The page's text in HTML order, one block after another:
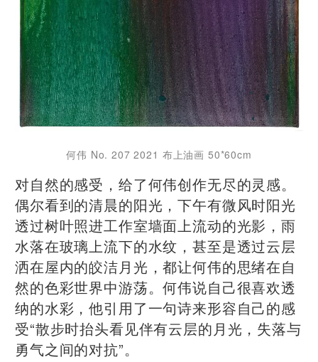
何伟 No. 207 2021 布上油画 50*60cm
对自然的感受，给了何伟创作无尽的灵感。
偶尔看到的清晨的阳光，下午有微⻛时阳光
透过树叶照进工作室墙面上流动的光影，雨
水落在玻璃上流下的水纹，甚至是透过云层
洒在屋内的皎洁月光，都让何伟的思绪在自
然的色彩世界中游荡。何伟说自己很喜欢透
纳的水彩，他引用了一句诗来形容自己的感
受“散步时抬头看⻅伴有云层的月光，失落与
勇气之间的对抗”。